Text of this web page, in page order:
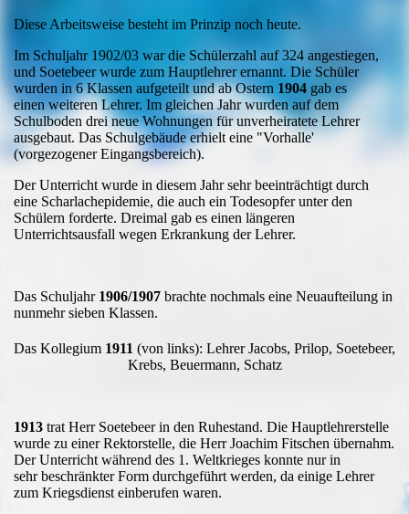
Diese Arbeitsweise besteht im Prinzip noch heute.
Im Schuljahr 1902/03 war die Schülerzahl auf 324 angestiegen,
und Soetebeer wurde zum Hauptlehrer ernannt. Die Schüler
wurden in 6 Klassen aufgeteilt und ab Ostern 1904 gab es
einenweiteren Lehrer. Im gleichen Jahr wurden auf dem
Schulboden drei neue Wohnungen fürunverheiratete Lehrer
ausgebaut. Das Schulgebäude erhielt eine "Vorhalle'
(vorgezogenerEingangsbereich).
Der Unterricht wurde in diesem Jahr sehr beeinträchtigt durch
eine Scharlachepidemie, die auch ein Todesopfer unter den
Schülern forderte. Dreimal gab es einen längeren
Unterrichtsausfall wegen Erkrankung der Lehrer.
Das Schuljahr 1906/1907 brachte nochmals eine Neuaufteilung in
nunmehr sieben Klassen.
Das Kollegium 1911 (von links): Lehrer Jacobs, Prilop, Soetebeer,
Krebs, Beuermann, Schatz
1913 trat Herr Soetebeer in den Ruhestand. Die Hauptlehrerstelle
wurde zu einer Rektorstelle, die Herr Joachim Fitschen übernahm.
Der Unterricht während des 1. Weltkrieges konnte nur in
sehr beschränkter Form durchgeführt werden, da einige Lehrer
zum Kriegsdienst einberufen waren.